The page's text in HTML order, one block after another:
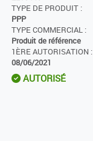
TYPE DE PRODUIT :
PPP
TYPE COMMERCIAL :
Produit de référence
1ÈRE AUTORISATION :
08/06/2021
AUTORISÉ